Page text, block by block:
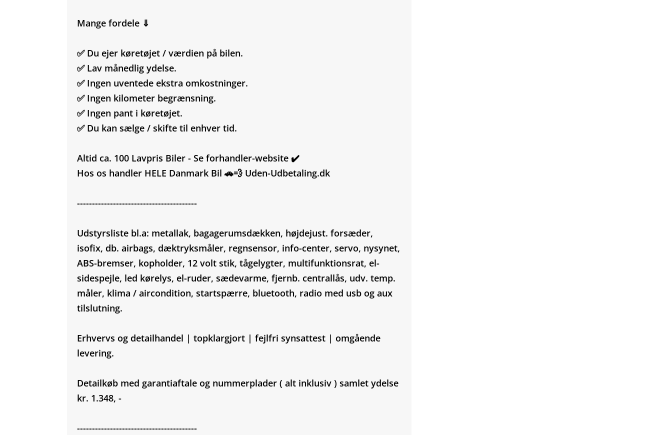
Mange fordele ⇓
✅ Du ejer køretøjet / værdien på bilen.
✅ Lav månedlig ydelse.
✅ Ingen uventede ekstra omkostninger.
✅ Ingen kilometer begrænsning.
✅ Ingen pant i køretøjet.
✅ Du kan sælge / skifte til enhver tid.
Altid ca. 100 Lavpris Biler - Se forhandler-website ✔️
Hos os handler HELE Danmark Bil 🚗💨 Uden-Udbetaling.dk
----------------------------------------
Udstyrsliste bl.a: metallak, bagagerumsdækken, højdejust. forsæder,
isofix, db. airbags, dæktryksmåler, regnsensor, info-center, servo, nysynet,
ABS-bremser, kopholder, 12 volt stik, tågelygter, multifunktionsrat, el-
sidespejle, led kørelys, el-ruder, sædevarme, fjernb. centrallås, udv. temp.
måler, klima / aircondition, startspærre, bluetooth, radio med usb og aux
tilslutning.
Erhvervs og detailhandel | topklargjort | fejlfri synsattest | omgående
levering.
Detailkøb med garantiaftale og nummerplader ( alt inklusiv ) samlet ydelse
kr. 1.348, -
----------------------------------------